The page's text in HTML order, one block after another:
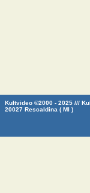
Kultvideo ©2000 - 2025 ///
20027 Rescaldina ( MI )